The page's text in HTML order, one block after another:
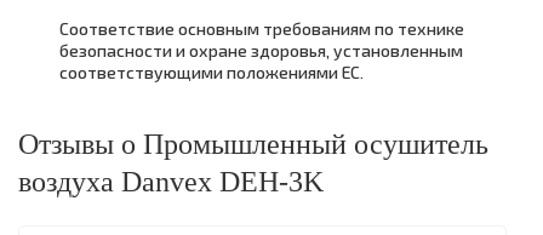
Соответствие основным требованиям по технике
безопасности и охране здоровья, установленным
соответствующими положениями ЕС.
Отзывы о Промышленный осушитель
воздуха Danvex DEH-3K